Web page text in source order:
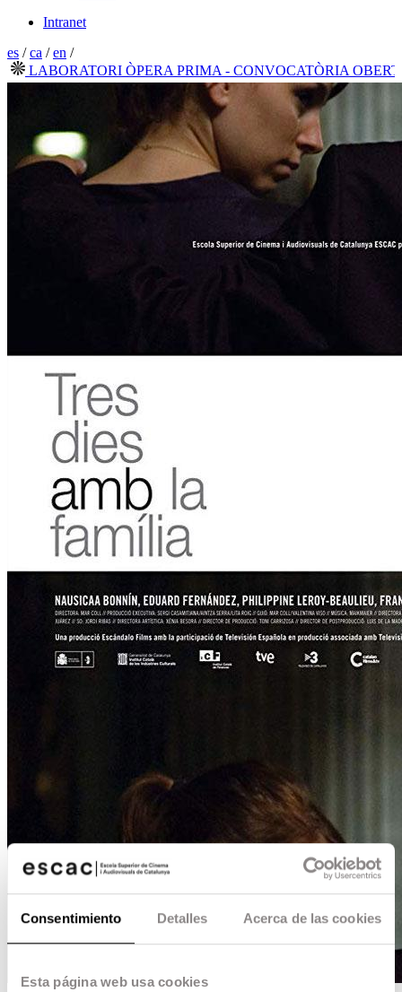
Consentimiento Detalles Acerca de las cookies
Esta página web usa cookies
Intranet
es /ca /en /
ÒPERA PRIMA - CONVOCATÒRIA OBERTA